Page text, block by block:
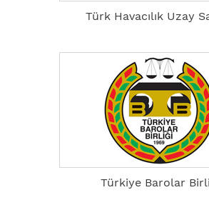
Türk Havacılık Uzay
Türkiye Barolar